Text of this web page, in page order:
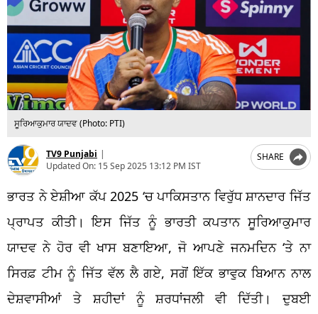
ਸੂਰਿਆਕੁਮਾਰ ਯਾਦਵ (Photo: PTI)
TV9 Punjabi |
Updated On: 15 Sep 2025 13:12 PM IST
SHARE
ਭਾਰਤ ਨੇ ਏਸ਼ੀਆ ਕੱਪ 2025 ‘ਚ ਪਾਕਿਸਤਾਨ ਵਿਰੁੱਧ ਸ਼ਾਨਦਾਰ ਜਿੱਤ
ਪ੍ਰਾਪਤ ਕੀਤੀ। ਇਸ ਜਿੱਤ ਨੂੰ ਭਾਰਤੀ ਕਪਤਾਨ ਸੂਰਿਆਕੁਮਾਰ
ਯਾਦਵ ਨੇ ਹੋਰ ਵੀ ਖਾਸ ਬਣਾਇਆ,ਜੋ ਆਪਣੇ ਜਨਮਦਿਨ ‘ਤੇ ਨਾ
ਸਿਰਫ਼ ਟੀਮ ਨੂੰ ਜਿੱਤ ਵੱਲ ਲੈ ਗਏ, ਸਗੋਂ ਇੱਕ ਭਾਵੁਕ ਬਿਆਨ ਨਾਲ
ਦੇਸ਼ਵਾਸੀਆਂ ਤੇ ਸ਼ਹੀਦਾਂ ਨੂੰ ਸ਼ਰਧਾਂਜਲੀ ਵੀ ਦਿੱਤੀ। ਦੁਬਈ